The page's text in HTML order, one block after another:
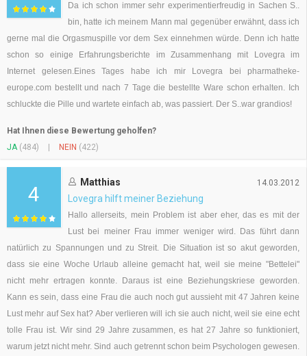
Da ich schon immer sehr experimentierfreudig in Sachen S..
bin, hatte ich meinem Mann mal gegenüber erwähnt, dass ich
gerne mal die Orgasmuspille vor dem Sex einnehmen würde. Denn ich hatte
schon so einige Erfahrungsberichte im Zusammenhang mit Lovegra im
Internet gelesen.Eines Tages habe ich mir Lovegra bei pharmatheke-
europe.com bestellt und nach 7 Tage die bestellte Ware schon erhalten. Ich
schluckte die Pille und wartete einfach ab, was passiert. Der S..war grandios!
Hat Ihnen diese Bewertung geholfen?
JA (484) NEIN (422)
4
Matthias
Lovegra hilft meiner Beziehung
14.03.2012
Hallo allerseits, mein Problem ist aber eher, das es mit der
Lust bei meiner Frau immer weniger wird. Das führt dann
natürlich zu Spannungen und zu Streit. Die Situation ist so akut geworden,
dass sie eine Woche Urlaub alleine gemacht hat, weil sie meine "Bettelei"
nicht mehr ertragen konnte. Daraus ist eine Beziehungskriese geworden.
Kann es sein, dass eine Frau die auch noch gut aussieht mit 47 Jahren keine
Lust mehr auf Sex hat? Aber verlieren will ich sie auch nicht, weil sie eine echt
tolle Frau ist. Wir sind 29 Jahre zusammen, es hat 27 Jahre so funktioniert,
warum jetzt nicht mehr. Sind auch getrennt schon beim Psychologen gewesen.